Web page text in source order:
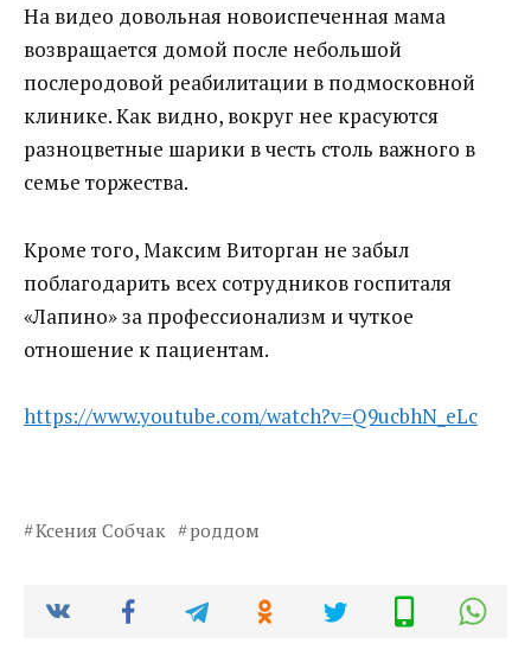
На видео довольная новоиспеченная мама
возвращается домой после небольшой
послеродовой реабилитации в подмосковной
клинике. Как видно, вокруг нее красуются
разноцветные шарики в честь столь важного в
семье торжества.
Кроме того, Максим Виторган не забыл
поблагодарить всех сотрудников госпиталя
«Лапино» за профессионализм и чуткое
отношение к пациентам.
https://www.youtube.com/watch?v=Q9ucbhN_eLc
Ксения Собчак роддом